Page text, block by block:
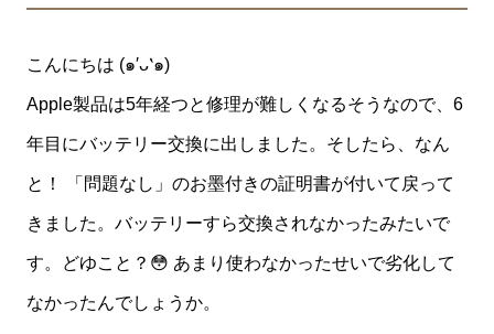
こんにちは (๑′ᴗ‵๑)
Apple製品は5年経つと修理が難しくなるそうなので、6
年目にバッテリー交換に出しました。そしたら、なん
と！ 「問題なし」のお墨付きの証明書が付いて戻って
きました。バッテリーすら交換されなかったみたいで
す。どゆこと？😳 あまり使わなかったせいで劣化して
なかったんでしょうか。